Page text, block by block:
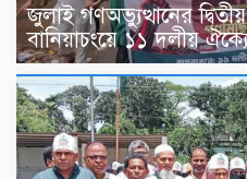
জুলাই গণঅভ্যুত্থানের
বানিয়াচংয়ে ১১ দলীয়